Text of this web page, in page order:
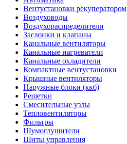
Вентустановки рекуператором
Воздуховоды
Воздухораспределители
Заслонки и клапаны
Канальные вентиляторы
Канальные нагреватели
Канальные охладители
Компактные вентустановки
Крышные вентиляторы
Наружные блоки (ккб)
Решетки
Смесительные узлы
Тепловентиляторы
Фильтры
Шумоглушители
Щиты управления